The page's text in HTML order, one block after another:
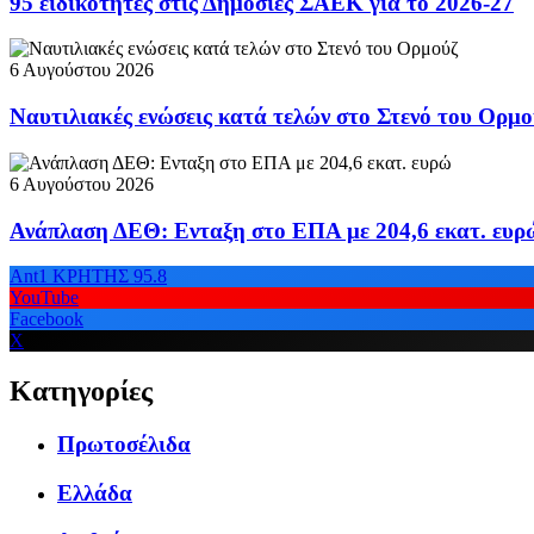
6 Αυγούστου 2026
Ναυτιλιακές ενώσεις κατά τελών στο Στενό του
6 Αυγούστου 2026
Ανάπλαση ΔΕΘ: Ενταξη στο ΕΠΑ με 204,6 εκατ.
Ant1 ΚΡΗΤΗΣ 95.8
YouTube
Facebook
X
Κατηγορίες
Πρωτοσέλιδα
Ελλάδα